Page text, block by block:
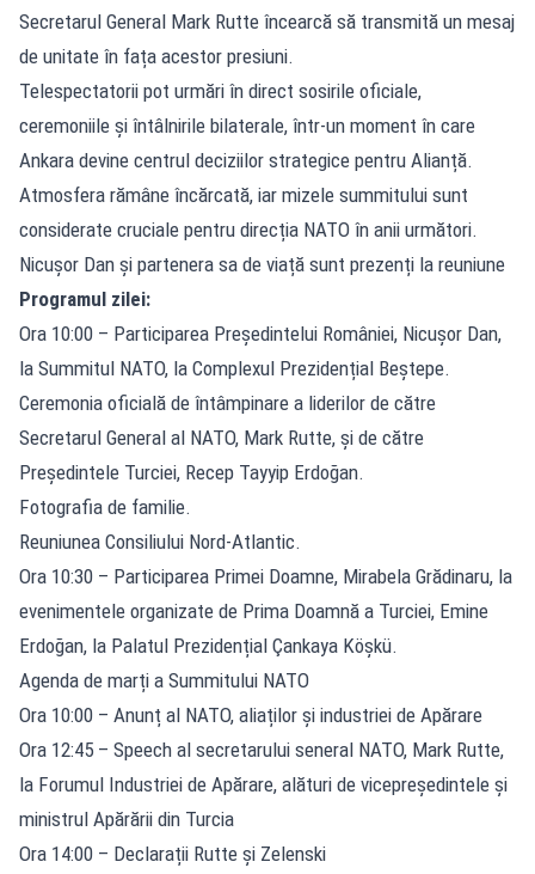
Secretarul General Mark Rutte încearcă să transmită un mesaj
de unitate în fața acestor presiuni.
Telespectatorii pot urmări în direct sosirile oficiale,
ceremoniile și întâlnirile bilaterale, într-un moment în care
Ankara devine centrul deciziilor strategice pentru Alianță.
Atmosfera rămâne încărcată, iar mizele summitului sunt
considerate cruciale pentru direcția NATO în anii următori.
Nicușor Dan și partenera sa de viață sunt prezenți la reuniune
Programul zilei:
Ora 10:00 – Participarea Președintelui României, Nicușor Dan,
la Summitul NATO, la Complexul Prezidențial Beștepe.
Ceremonia oficială de întâmpinare a liderilor de către
Secretarul General al NATO, Mark Rutte, și de către
Președintele Turciei, Recep Tayyip Erdoğan.
Fotografia de familie.
Reuniunea Consiliului Nord-Atlantic.
Ora 10:30 – Participarea Primei Doamne, Mirabela Grădinaru, la
evenimentele organizate de Prima Doamnă a Turciei, Emine
Erdoğan, la Palatul Prezidențial Çankaya Köşkü.
Agenda de marți a Summitului NATO
Ora 10:00 – Anunț al NATO, aliaților și industriei de Apărare
Ora 12:45 – Speech al secretarului seneral NATO, Mark Rutte,
la Forumul Industriei de Apărare, alături de vicepreședintele și
ministrul Apărării din Turcia
Ora 14:00 – Declarații Rutte și Zelenski